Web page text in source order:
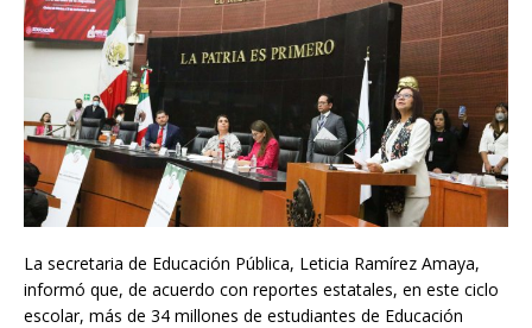
La secretaria de Educación Pública, Leticia Ramírez Amaya,
informó que, de acuerdo con reportes estatales, en este ciclo
escolar, más de 34 millones de estudiantes de Educación